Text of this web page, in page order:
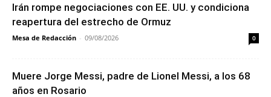
Irán rompe negociaciones con EE. UU. y condiciona
reapertura del estrecho de Ormuz
Mesa de Redacción - 09/08/2026 0
Muere Jorge Messi, padre de Lionel Messi, a los 68
años en Rosario